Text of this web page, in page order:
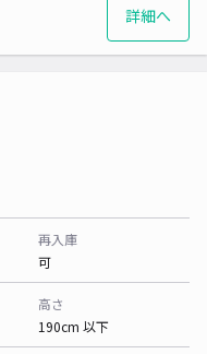
詳細へ
再入庫
可
高さ
190cm 以下